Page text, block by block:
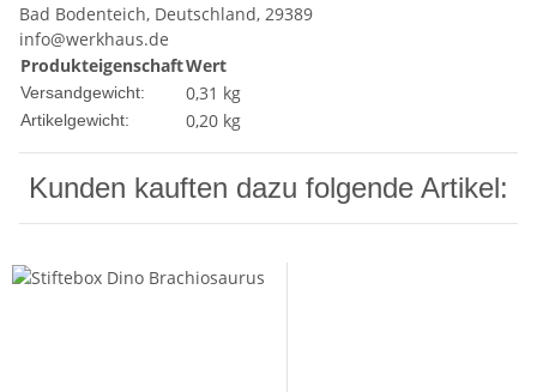
Bad Bodenteich, Deutschland, 29389
info@werkhaus.de
ProdukteigenschaftWert
Versandgewicht: 0,31 kg
Artikelgewicht: 0,20 kg
Kunden kauften dazu folgende Artikel: